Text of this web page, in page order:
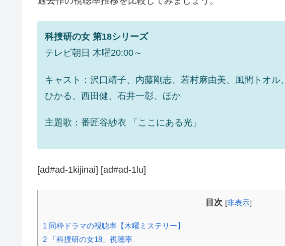
科捜研の女 第18シリーズ
テレビ朝日 木曜20:00～
キャスト：沢口靖子、内藤剛志、若村麻由美、風間トオ
ひかる、西田健、石井一彰、ほか
主題歌：番匠谷紗衣 「ここにある光」
[ad#ad-1kijinai] [ad#ad-1lu]
目次 [非表示]
1 同枠ドラマの視聴率【木曜ミステリー】
2 「科捜研の女18」視聴率